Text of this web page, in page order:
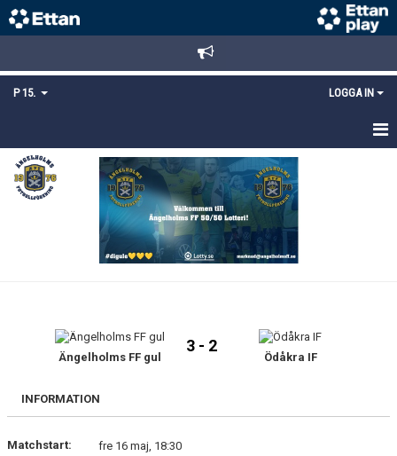
P 15. LOGGA IN
HEM
TRUPPEN
MEDLEMSANMÄLAN
Ängelholms FF gul
3 - 2
Ödåkra IF
INFORMATION
Matchstart:
fre 16 maj, 18:30